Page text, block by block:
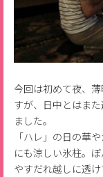
今回は初めて夜、
すが、日中とはま
ました。
「ハレ」の日の華
にも涼しい氷柱。
やすだれ越しに透け